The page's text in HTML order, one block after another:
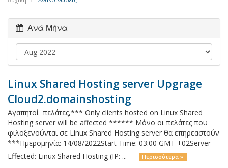
Ανά Μήνα
Linux Shared Hosting server Upgrage
Cloud2.domainshosting
Αγαπητοί πελάτες,*** Only clients hosted on Linux Shared
Hosting server will be affected ****** Μόνο οι πελάτες που
φιλοξενούνται σε Linux Shared Hosting server θα επηρεαστούν
***Ημερομηνία: 14/08/2022Start Time: 03:00 GMT +02Server
Effected: Linux Shared Hosting (IP: ...
Περισσότερα »